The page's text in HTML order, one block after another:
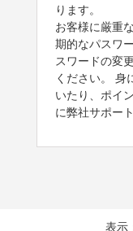
ります。
お客様に厳重
期的なパスワ
スワードの変
ください。 身
いたり、ポイ
に弊社サポー
表示